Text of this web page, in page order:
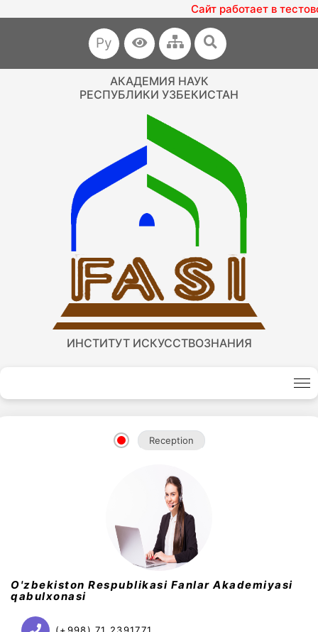
Сайт работает в
Ру
АКАДЕМИЯ НАУК
РЕСПУБЛИКИ УЗБЕКИСТАН
ИНСТИТУТ ИСКУССТВОЗНАНИЯ
Reception
O'zbekiston Respublikasi Fanlar Akademiyasi
qabulxonasi
Академики
Академии
наук